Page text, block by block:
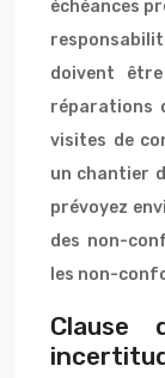
échéances
doivent
réparations
visites de
un chantier
prévoyez
des non-
les non-
Clause